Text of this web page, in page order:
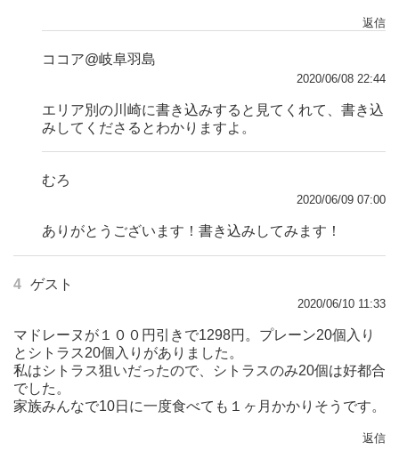
返信
ココア@岐阜羽島
2020/06/08 22:44
エリア別の川崎に書き込みすると見てくれて、書き込
みしてくださるとわかりますよ。
むろ
2020/06/09 07:00
ありがとうございます！書き込みしてみます！
4 ゲスト
2020/06/10 11:33
マドレーヌが１００円引きで1298円。プレーン20個入り
とシトラス20個入りがありました。
私はシトラス狙いだったので、シトラスのみ20個は好都合
でした。
家族みんなで10日に一度食べても１ヶ月かかりそうです。
返信